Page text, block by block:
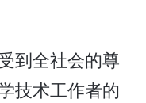
到全社会的尊
技术工作者的